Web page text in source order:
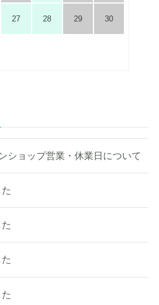
27 28 29 30
ショップ営業・休業日について